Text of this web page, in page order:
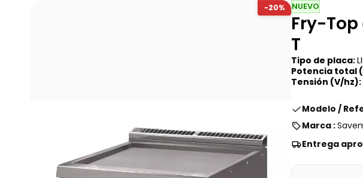
-20% NUEVO
Fry-Top
T
Tipo de placa:
Potencia total
Tensión (V/hz):
Modelo /
Marca :
Entrega